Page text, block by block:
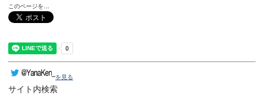
このページを…
を見る
サイト内検索